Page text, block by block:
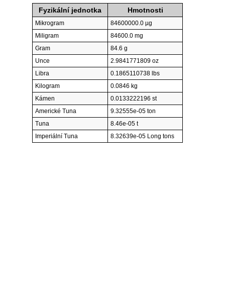
Fyzikální jednotka Hmotnosti
Mikrogram
84600000.0 µg
Miligram
84600.0 mg
Gram
84.6 g
Unce
2.9841771809 oz
Libra
0.1865110738 lbs
Kilogram
0.0846 kg
Kámen
0.0133222196 st
Americké Tuna
9.32555e-05 ton
Tuna
8.46e-05 t
Imperiální Tuna
8.32639e-05 Long tons